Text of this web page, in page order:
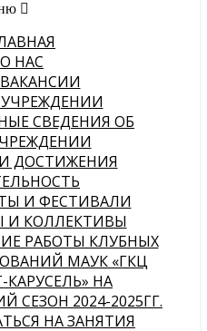
О НАС
ВАКАНСИИ
СВЕДЕНИЯ ОБ
ДОСТИЖЕНИЯ
И ФЕСТИВАЛИ
И КОЛЛЕКТИВЫ
РАБОТЫ КЛУБНЫХ
МАУК «ГКЦ
КАРУСЕЛЬ» НА
СЕЗОН 2024-2025ГГ.
НА ЗАНЯТИЯ